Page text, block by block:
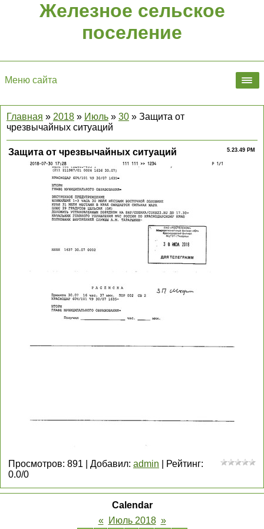
Железное сельское
поселение
Меню сайта
Главная » 2018 » Июль » 30 » Защита от
чрезвычайных ситуаций
5.23.49 PM
Защита от чрезвычайных ситуаций
Просмотров: 891 Добавил: admin Рейтинг:
0.0/0
Calendar
«
Июль 2018 »